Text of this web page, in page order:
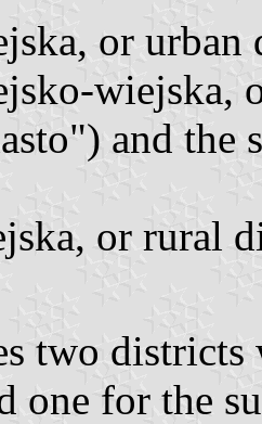
or
wiejska,
and the
or rural
two
one for the